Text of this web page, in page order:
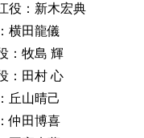
役：新木宏典
横田龍儀
：牧島 輝
：田村 心
丘山晴己
仲田博喜